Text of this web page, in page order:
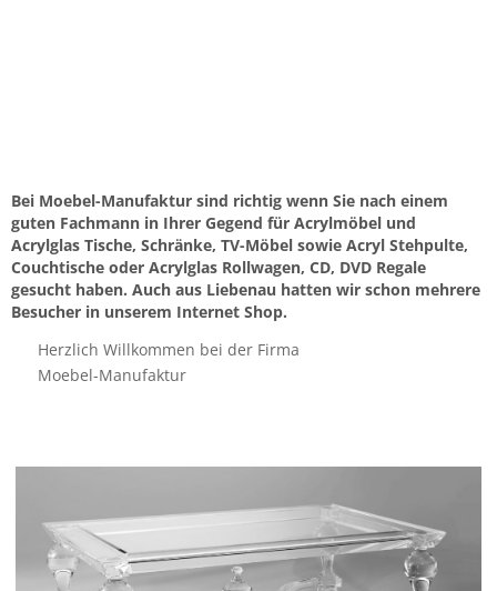
Bei Moebel-Manufaktur sind richtig wenn Sie nach einem
guten Fachmann in Ihrer Gegend für Acrylmöbel und
Acrylglas Tische, Schränke, TV-Möbel sowie Acryl Stehpulte,
Couchtische oder Acrylglas Rollwagen, CD, DVD Regale
gesucht haben. Auch aus Liebenau hatten wir schon mehrere
Besucher in unserem Internet Shop.
Herzlich Willkommen bei der Firma
Moebel-Manufaktur